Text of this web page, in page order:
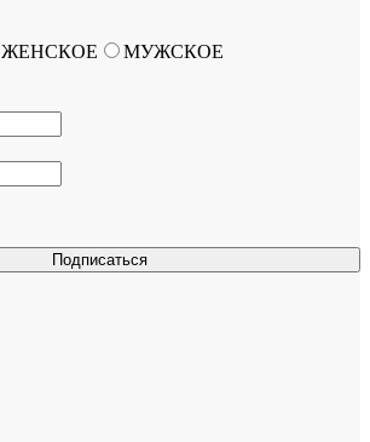
Подписаться
ЖЕНСКОЕ МУЖСКОЕ